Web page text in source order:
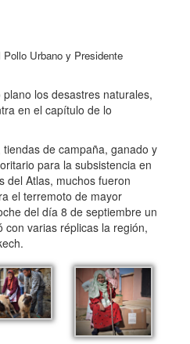
Urbano y Presidente
los desastres naturales,
en el capítulo de lo
de campaña, ganado y
para la subsistencia en
del Atlas, muchos fueron
el terremoto de mayor
del día 8 de septiembre un
varias réplicas la región,